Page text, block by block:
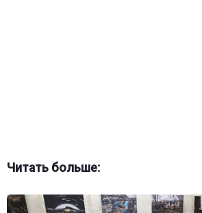
Читать больше: